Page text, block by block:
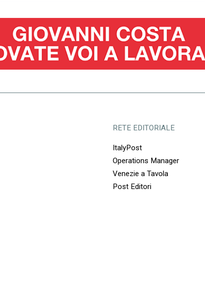
RETE EDITORIALE
ItalyPost
Operations Manager
Venezie a Tavola
Post Editori